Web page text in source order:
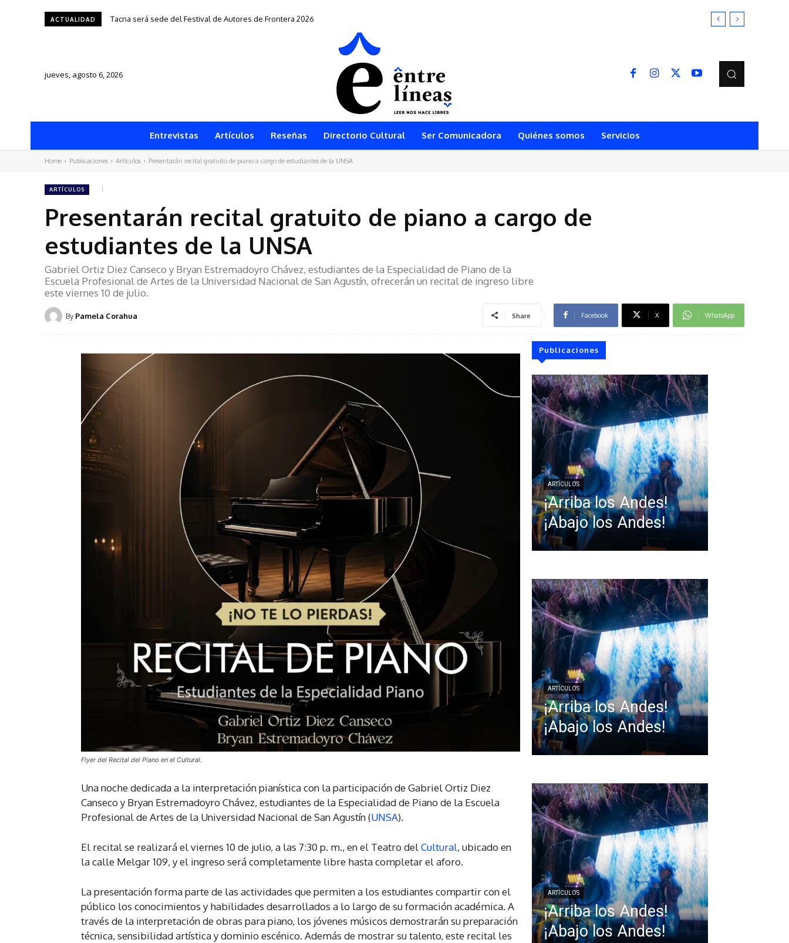
ACTUALIDAD Una silla, una historia y una ciudad: “1950” vuelve al teatro arequipeño
jueves, agosto 6, 2026
Entrevistas Artículos Reseñas Directorio Cultural Ser Comunicadora Quiénes somos Servicios
Home Publicaciones Artículos Presentarán recital gratuito de piano a cargo de estudiantes de la UNSA
ARTÍCULOS
Presentarán recital gratuito de piano a cargo de
estudiantes de la UNSA
Gabriel Ortiz Diez Canseco y Bryan Estremadoyro Chávez, estudiantes de la Especialidad de Piano de la
Escuela Profesional de Artes de la Universidad Nacional de San Agustín, ofrecerán un recital de ingreso libre
este viernes 10 de julio.
By Pamela Corahua Share Facebook X WhatsApp
Flyer del Recital del Piano en el Cultural.
Una noche dedicada a la interpretación pianística con la participación de Gabriel Ortiz Diez
Canseco y Bryan Estremadoyro Chávez, estudiantes de la Especialidad de Piano de la Escuela
Profesional de Artes de la Universidad Nacional de San Agustín (UNSA).
El recital se realizará el viernes 10 de julio, a las 7:30 p. m., en el Teatro delCultural, ubicado en
la calle Melgar 109, y el ingreso será completamente libre hasta completar el aforo.
La presentación forma parte de las actividades que permiten a los estudiantes compartir con el
público los conocimientos y habilidades desarrollados a lo largo de su formación académica. A
través de la interpretación de obras para piano, los jóvenes músicos demostrarán su preparación
técnica, sensibilidad artística y dominio escénico. Además de mostrar su talento, este recital les
Publicaciones
ARTÍCULOS
¡Arriba los Andes!
¡Abajo los Andes!
ARTÍCULOS
¡Arriba los Andes!
¡Abajo los Andes!
ARTÍCULOS
¡Arriba los Andes!
¡Abajo los Andes!